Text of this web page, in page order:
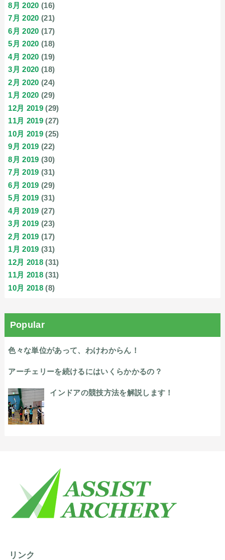
8月 2020 (16)
7月 2020 (21)
6月 2020 (17)
5月 2020 (18)
4月 2020 (19)
3月 2020 (18)
2月 2020 (24)
1月 2020 (29)
12月 2019 (29)
11月 2019 (27)
10月 2019 (25)
9月 2019 (22)
8月 2019 (30)
7月 2019 (31)
6月 2019 (29)
5月 2019 (31)
4月 2019 (27)
3月 2019 (23)
2月 2019 (17)
1月 2019 (31)
12月 2018 (31)
11月 2018 (31)
10月 2018 (8)
Popular
色々な単位があって、わけわからん！
アーチェリーを続けるにはいくらかかるの？
インドアの競技方法を解説します！
リンク